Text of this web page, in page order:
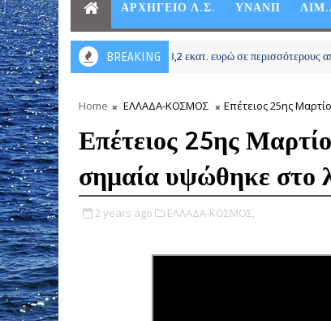
ΑΡΧΗΓΕΙΟ Λ.Σ. ΥΝΑΝΠ
BREAKING
Β. Κικίλιας: «Πάνω από 23,2 εκατ. ευρώ σε περισσότερους από
Home ΕΛΛΑΔΑ-ΚΟΣΜΟΣ Επέτειος 25ης
Επέτειος 25ης
σημαία υψώθηκε στο
2 years ago ΕΛΛΑΔΑ-ΚΟΣΜΟΣ,